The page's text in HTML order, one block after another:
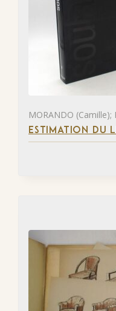
MORANDO (Camille);
ESTIMATION DU